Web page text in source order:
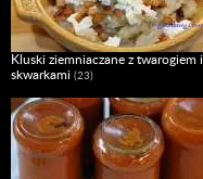
Kluski ziemniaczane z twarogiem i
skwarkami (23)